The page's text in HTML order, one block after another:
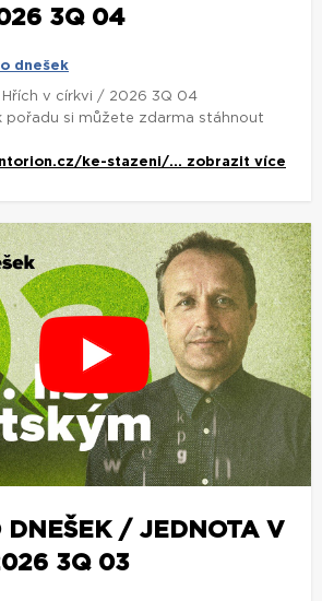
3Q 04
dnešek
v církvi / 2026 3Q 04
pořadu si můžete zdarma stáhnout
ke-stazeni/... zobrazit více
DNEŠEK / JEDNOTA V
3Q 03